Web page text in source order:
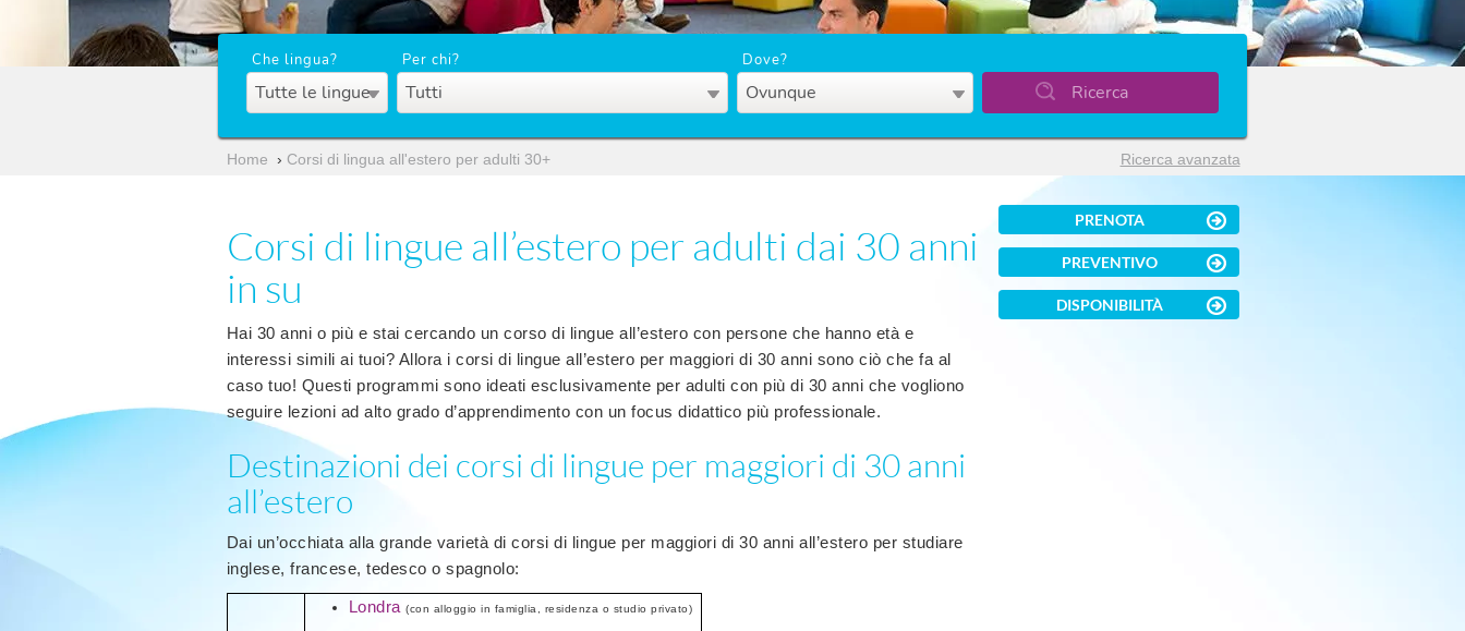
Che lingua?
Tutte le lingue
Per chi?
Tutti
Dove?
Ovunque Ricerca
Home › Corsi di lingua all'estero per adulti 30+ Ricerca avanzata
Corsi di lingue all’estero per adulti dai 30 anni
in su
Hai 30 anni o più e stai cercando un corso di lingue all’estero con persone che hanno età e
interessi simili ai tuoi? Allora i corsi di lingue all’estero per maggiori di 30 anni sono ciò che fa al
caso tuo! Questi programmi sono ideati esclusivamente per adulti con più di 30 anni che vogliono
seguire lezioni ad alto grado d’apprendimento con un focus didattico più professionale.
Destinazioni dei corsi di lingue per maggiori di 30 anni
all’estero
Dai un’occhiata alla grande varietà di corsi di lingue per maggiori di 30 anni all’estero per studiare
inglese, francese, tedesco o spagnolo:
Londra (con alloggio in famiglia, residenza o studio privato)
PRENOTA
PREVENTIVO
DISPONIBILITÀ